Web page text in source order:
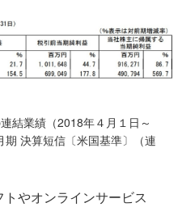
結業績（2018年４月１日～
決算短信〔米国基準〕（連
やオンラインサービス